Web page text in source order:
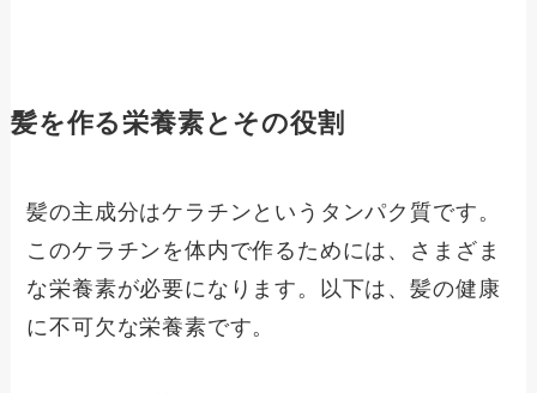
髪を作る栄養素とその役割
髪の主成分はケラチンというタンパク質です。
このケラチンを体内で作るためには、さまざま
な栄養素が必要になります。以下は、髪の健康
に不可欠な栄養素です。